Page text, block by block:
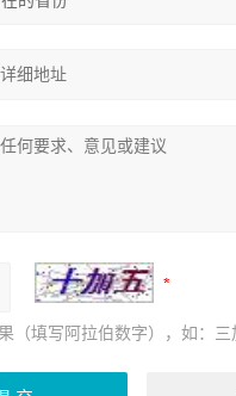
（填写阿拉伯数字），如：三